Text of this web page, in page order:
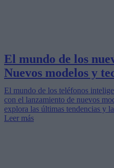
El mundo de los
Nuevos modelos y
El mundo de los teléfonos
con el lanzamiento de nuevos
explora las últimas tendencias y
Leer más